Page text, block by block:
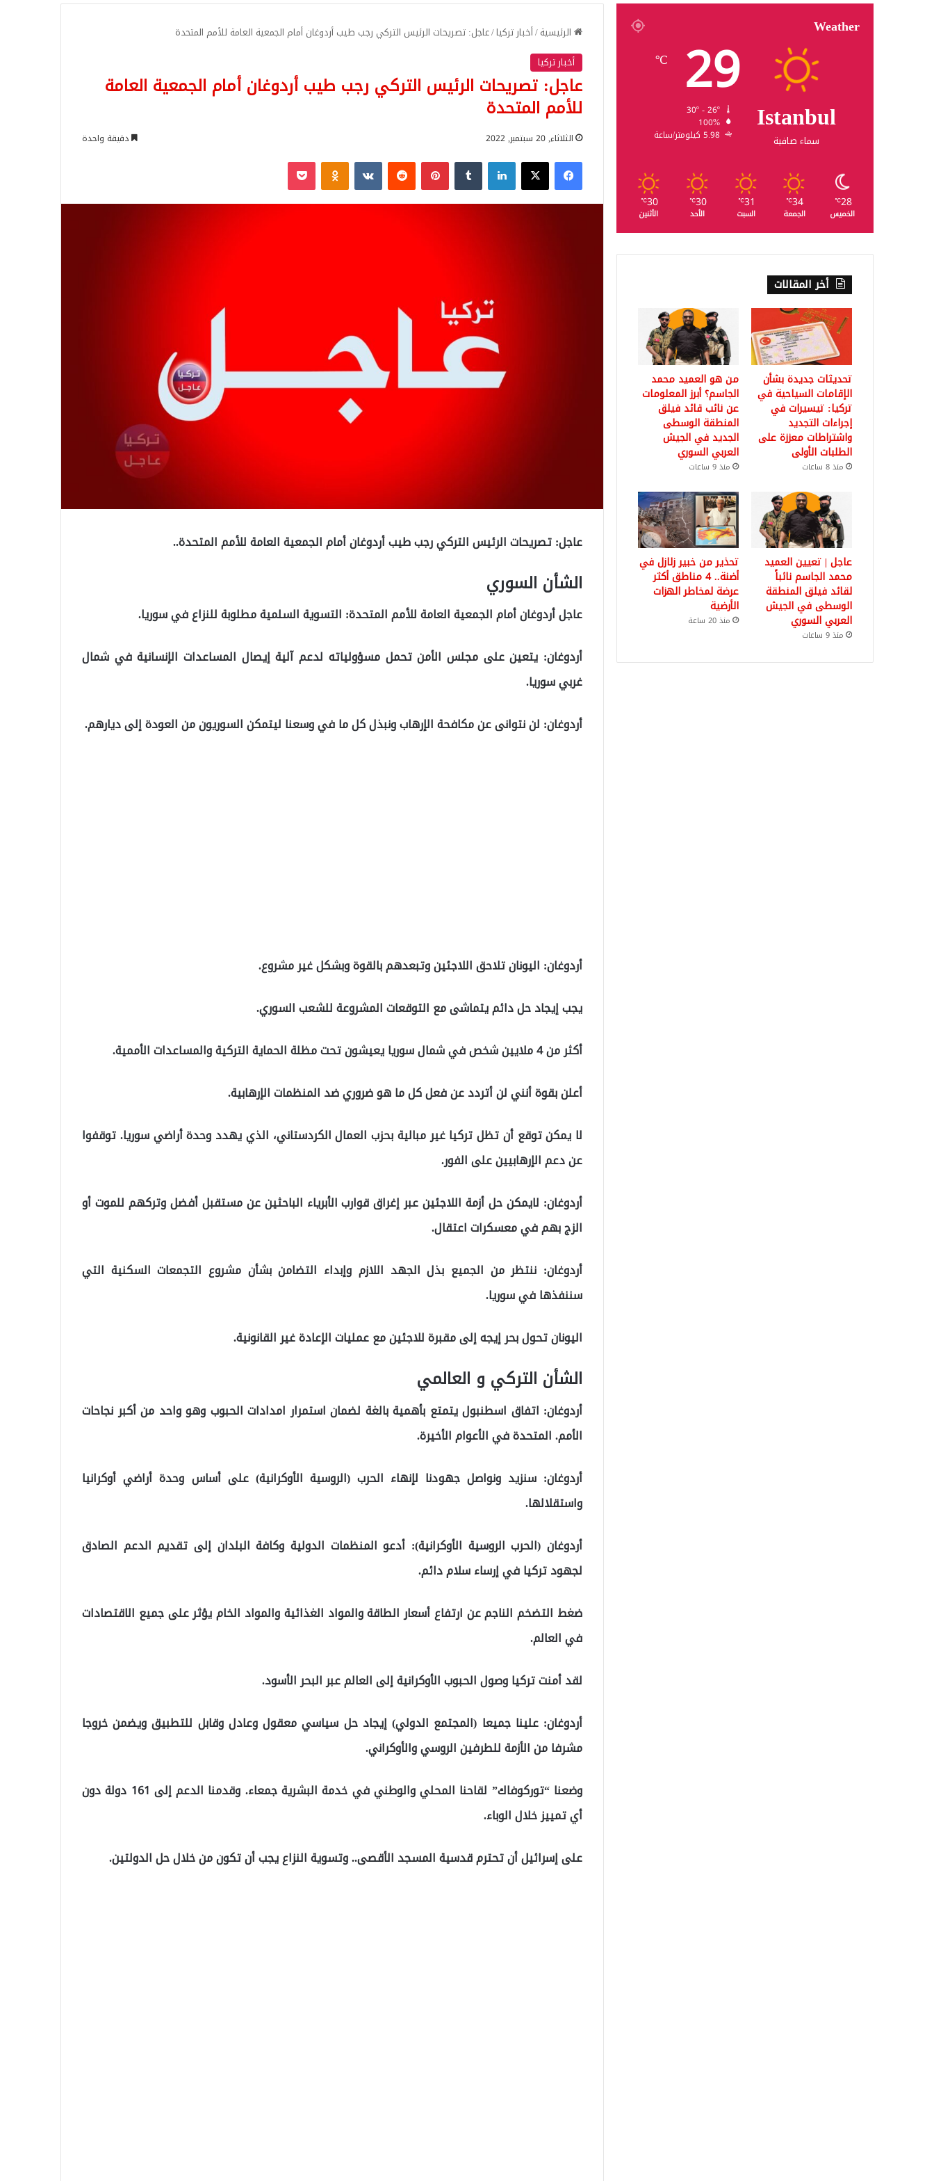
الرئيسية/أخبار تركيا/عاجل: تصريحات الرئيس التركي رجب طيب أردوغان أمام الجمعية العامة للأمم المتحدة
أخبار تركيا
عاجل: تصريحات الرئيس التركي رجب طيب أردوغان أمام الجمعية العامة
للأمم المتحدة
الثلاثاء, 20 سبتمبر, 2022 دقيقة واحدة
فيسبوك‫X لينكدإن بينتيريست Odnoklassniki
‫Pocket
عاجل: تصريحات الرئيس التركي رجب طيب أردوغان أمام الجمعية العامة للأمم المتحدة..
الشأن السوري
عاجل أردوغان أمام الجمعية العامة للأمم المتحدة: التسوية السلمية مطلوبة للنزاع في سوريا.
أردوغان: يتعين على مجلس الأمن تحمل مسؤولياته لدعم آلية إيصال المساعدات الإنسانية في شمال
غربي سوريا.
أردوغان: لن نتوانى عن مكافحة الإرهاب ونبذل كل ما في وسعنا ليتمكن السوريون من العودة إلى ديارهم.
أردوغان: اليونان تلاحق اللاجئين وتبعدهم بالقوة وبشكل غير مشروع.
يجب إيجاد حل دائم يتماشى مع التوقعات المشروعة للشعب السوري.
أكثر من 4 ملايين شخص في شمال سوريا يعيشون تحت مظلة الحماية التركية والمساعدات الأممية.
أعلن بقوة أنني لن أتردد عن فعل كل ما هو ضروري ضد المنظمات الإرهابية.
لا يمكن توقع أن تظل تركيا غير مبالية بحزب العمال الكردستاني، الذي يهدد وحدة أراضي سوريا. توقفوا
عن دعم الإرهابيين على الفور.
أردوغان: لايمكن حل أزمة اللاجئين عبر إغراق قوارب الأبرياء الباحثين عن مستقبل أفضل وتركهم للموت أو
الزج بهم في معسكرات اعتقال.
أردوغان: ننتظر من الجميع بذل الجهد اللازم وإبداء التضامن بشأن مشروع التجمعات السكنية التي
سننفذها في سوريا.
اليونان تحول بحر إيجه إلى مقبرة للاجئين مع عمليات الإعادة غير القانونية.
الشأن التركي و العالمي
أردوغان: اتفاق اسطنبول يتمتع بأهمية بالغة لضمان استمرار امدادات الحبوب وهو واحد من أكبر نجاحات
الأمم. المتحدة في الأعوام الأخيرة.
أردوغان: سنزيد ونواصل جهودنا لإنهاء الحرب (الروسية الأوكرانية) على أساس وحدة أراضي أوكرانيا
واستقلالها.
أردوغان (الحرب الروسية الأوكرانية): أدعو المنظمات الدولية وكافة البلدان إلى تقديم الدعم الصادق
لجهود تركيا في إرساء سلام دائم.
ضغط التضخم الناجم عن ارتفاع أسعار الطاقة والمواد الغذائية والمواد الخام يؤثر على جميع الاقتصادات
في العالم.
لقد أمنت تركيا وصول الحبوب الأوكرانية إلى العالم عبر البحر الأسود.
أردوغان: علينا جميعا (المجتمع الدولي) إيجاد حل سياسي معقول وعادل وقابل للتطبيق ويضمن خروجا
مشرفا من الأزمة للطرفين الروسي والأوكراني.
وضعنا “توركوفاك” لقاحنا المحلي والوطني في خدمة البشرية جمعاء. وقدمنا الدعم إلى 161 دولة دون
أي تمييز خلال الوباء.
على ⁧إسرائيل⁩ أن تحترم قدسية المسجد الأقصى.. وتسوية النزاع يجب أن تكون من خلال حل الدولتين.
Weather
Istanbul
سماء صافية
29
℃
100%
5.98 كيلومتر/ساعة
28
℃
الخميس
34
℃
الجمعة
31
℃
السبت
30
℃
الأحد
30
℃
الأثنين
أخر المقالات
تحديثات جديدة بشأن
الإقامات السياحية في
تركيا: تيسيرات في
إجراءات التجديد
واشتراطات معززة على
الطلبات الأولى
منذ 8 ساعات
من هو العميد محمد
الجاسم؟ أبرز المعلومات
عن نائب قائد فيلق
المنطقة الوسطى
الجديد في الجيش
العربي السوري
منذ 9 ساعات
عاجل | تعيين العميد
محمد الجاسم نائباً
لقائد فيلق المنطقة
الوسطى في الجيش
العربي السوري
منذ 9 ساعات
تحذير من خبير زلازل في
أضنة.. 4 مناطق أكثر
عرضة لمخاطر الهزات
الأرضية
منذ 20 ساعة